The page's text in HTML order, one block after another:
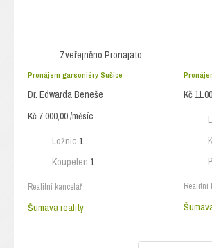
Zveřejněno Pronajato
Pronájem garsoniéry Sušice
Dr. Edwarda Beneše
Kč 7.000,00 /měsíc
Ložnic 1
Koupelen 1
Realitní kancelář
Šumava reality
Kč
Realitní